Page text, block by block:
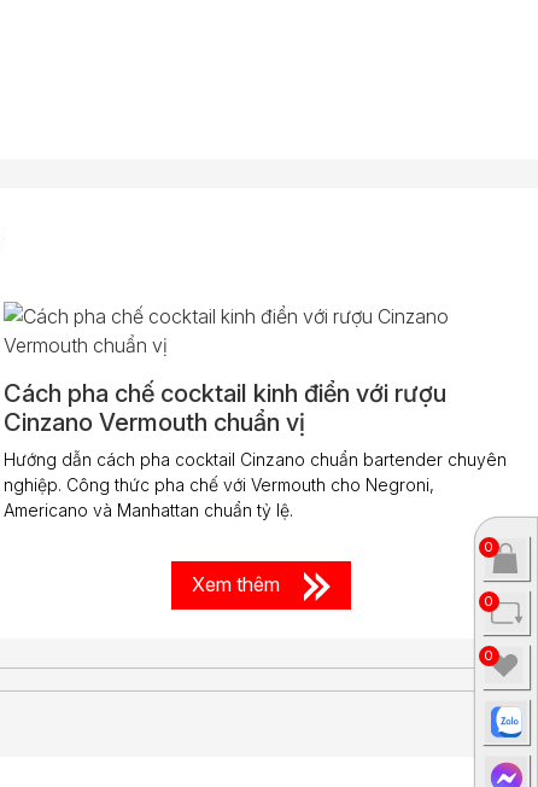
Cách pha chế cocktail kinh điển với rượu
Cinzano Vermouth chuẩn vị
Hướng dẫn cách pha cocktail Cinzano chuẩn bartender chuyên
nghiệp. Công thức pha chế với Vermouth cho Negroni,
Americano và Manhattan chuẩn tỷ lệ.
Xem thêm
0
0
0